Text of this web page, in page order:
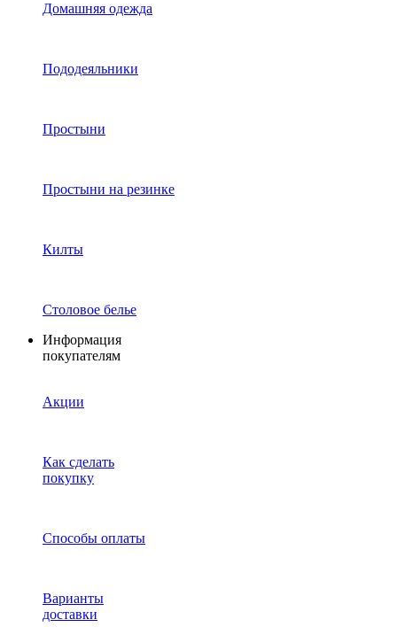
Домашняя одежда
Пододеяльники
Простыни
Простыни на резинке
Килты
Столовое белье
Информация
покупателям
Акции
Как сделать
покупку
Способы оплаты
Варианты
доставки